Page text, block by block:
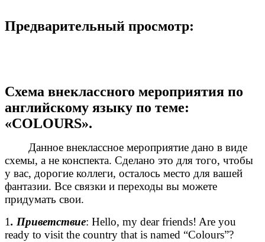
Предварительный просмотр:
Схема внеклассного мероприятия по
английскому языку по теме:
«COLOURS».
Данное внеклассное мероприятие дано в виде
схемы, а не конспекта. Сделано это для того, чтобы
у вас, дорогие коллеги, осталось место для вашей
фантазии. Все связки и переходы вы можете
придумать свои.
1. Приветствие: Hello, my dear friends! Are you
ready to visit the country that is named “Colours”?